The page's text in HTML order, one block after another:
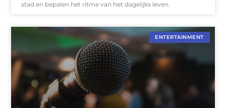
stad en bepalen het ritme van het dagelijks leven.
ENTERTAINMENT